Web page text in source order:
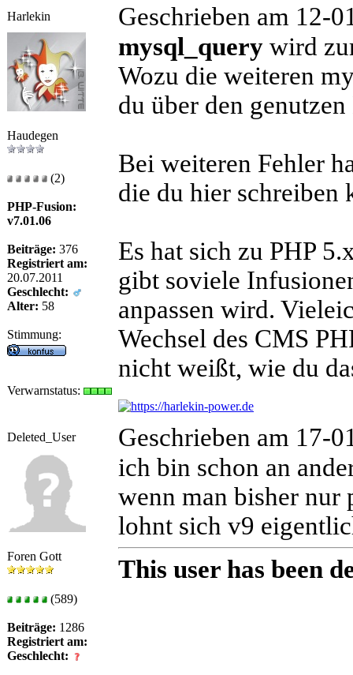
Harlekin Geschrieben am 12-
Haudegen
(2)
PHP-Fusion:
v7.01.06
Beiträge: 376
Registriert am:
20.07.2011
Geschlecht:
Alter: 58
Stimmung:
mysql_query wird
Wozu die weiteren
du über den
Bei weiteren Fehler
die du hier schreiben
Es hat sich zu PHP
gibt soviele
anpassen wird.
Wechsel des CMS
nicht weißt, wie du
Verwarnstatus:
Deleted_User Geschrieben am 17-
Foren Gott
(589)
Beiträge: 1286
Registriert am:
Geschlecht:
ich bin schon an
wenn man bisher nur
lohnt sich v9
This user has been